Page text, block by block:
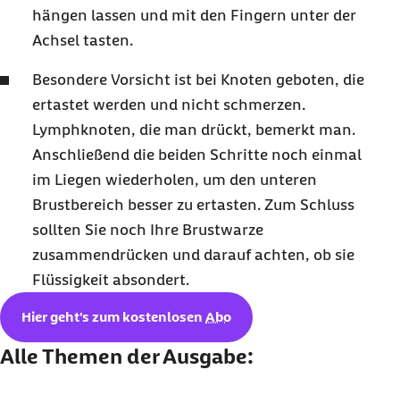
hängen lassen und mit den Fingern unter der
Achsel tasten.
Besondere Vorsicht ist bei Knoten geboten, die
ertastet werden und nicht schmerzen.
Lymphknoten, die man drückt, bemerkt man.
Anschließend die beiden Schritte noch einmal
im Liegen wiederholen, um den unteren
Brustbereich besser zu ertasten. Zum Schluss
sollten Sie noch Ihre Brustwarze
zusammendrücken und darauf achten, ob sie
Flüssigkeit absondert.
Hier geht's zum kostenlosen Abo
Alle Themen der Ausgabe: